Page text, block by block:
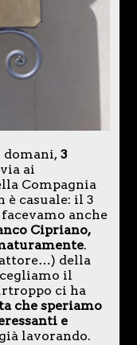
domani,3
ai
Compagnia
è casuale: il 3
anche
Cipriano,
.
attore…) della
il
ci ha
che speriamo
e
lavorando.